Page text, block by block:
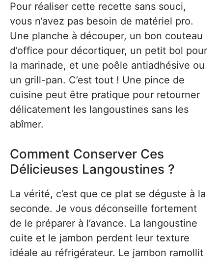
Pour réaliser cette recette sans souci,
vous n’avez pas besoin de matériel pro.
Une planche à découper, un bon couteau
d’office pour décortiquer, un petit bol pour
la marinade, et une poêle antiadhésive ou
un grill-pan. C’est tout ! Une pince de
cuisine peut être pratique pour retourner
délicatement les langoustines sans les
abîmer.
Comment Conserver Ces
Délicieuses Langoustines ?
La vérité, c’est que ce plat se déguste à la
seconde. Je vous déconseille fortement
de le préparer à l’avance. La langoustine
cuite et le jambon perdent leur texture
idéale au réfrigérateur. Le jambon ramollit